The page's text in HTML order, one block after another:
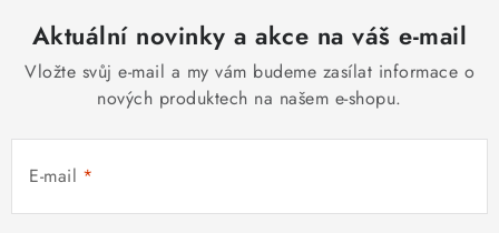
v
k
p
i
á
n
Aktuální novinky a akce na váš e-mail
Vložte svůj e-mail a my vám budeme zasílat informace o
nových produktech na našem e-shopu.
E-mail